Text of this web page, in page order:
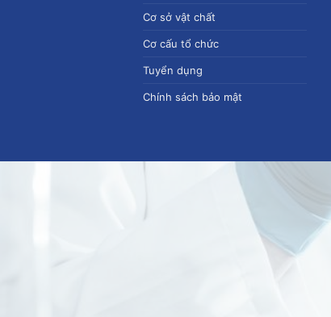
Cơ sở vật chất
Cơ cấu tổ chức
Tuyển dụng
Chính sách bảo mật